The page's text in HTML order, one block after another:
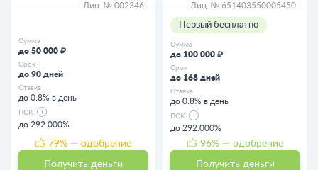
Лиц. № 002346
Сумма
до 50 000 ₽
Срок
до 90 дней
Ставка
до 0.8% в день
ПСК
до 292.000%
79% — одобрение
Получить деньги
Лиц. № 651403550005450
Первый бесплатно
Сумма
до 100 000 ₽
Срок
до 168 дней
Ставка
до 0.8% в день
ПСК
до 292.000%
96% — одобрение
Получить деньги